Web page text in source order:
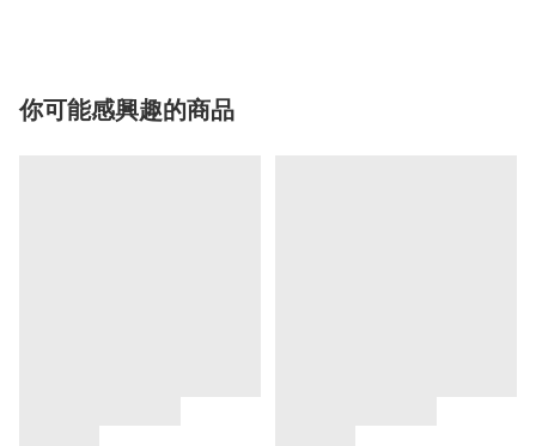
你可能感興趣的商品